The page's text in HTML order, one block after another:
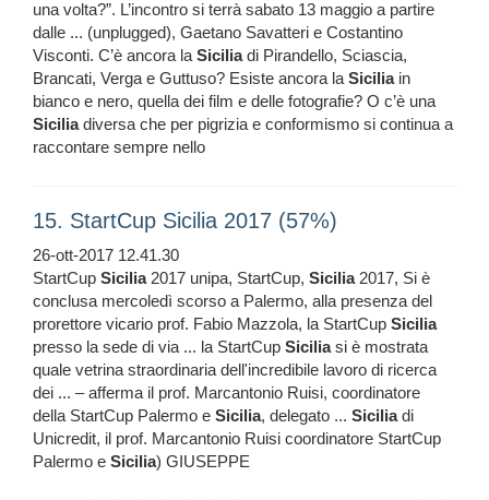
una volta?”. L’incontro si terrà sabato 13 maggio a partire
dalle ... (unplugged), Gaetano Savatteri e Costantino
Visconti. C’è ancora laSiciliadi Pirandello, Sciascia,
Brancati, Verga e Guttuso? Esiste ancora laSiciliain
bianco e nero, quella dei film e delle fotografie? O c’è una
Siciliadiversa che per pigrizia e conformismo si continua a
raccontare sempre nello
15. StartCup Sicilia 2017 (57%)
26-ott-2017 12.41.30
StartCup Sicilia2017 unipa, StartCup, Sicilia2017, Si è
conclusa mercoledì scorso a Palermo, alla presenza del
prorettore vicario prof. Fabio Mazzola, la StartCup Sicilia
presso la sede di via ... la StartCup Siciliasi è mostrata
quale vetrina straordinaria dell'incredibile lavoro di ricerca
dei ... – afferma il prof. Marcantonio Ruisi, coordinatore
della StartCup Palermo e Sicilia, delegato ... Siciliadi
Unicredit, il prof. Marcantonio Ruisi coordinatore StartCup
Palermo e Sicilia) GIUSEPPE